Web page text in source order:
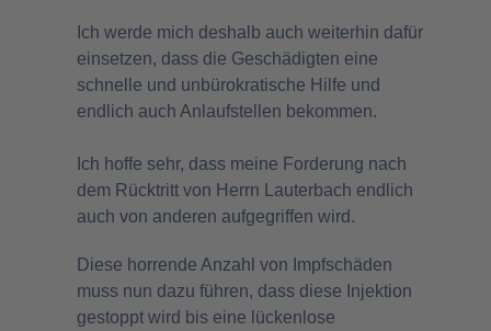
Ich werde mich deshalb auch weiterhin dafür
einsetzen, dass die Geschädigten eine
schnelle und unbürokratische Hilfe und
endlich auch Anlaufstellen bekommen.
Ich hoffe sehr, dass meine Forderung nach
dem Rücktritt von Herrn Lauterbach endlich
auch von anderen aufgegriffen wird.
Diese horrende Anzahl von Impfschäden
muss nun dazu führen, dass diese Injektion
gestoppt wird bis eine lückenlose